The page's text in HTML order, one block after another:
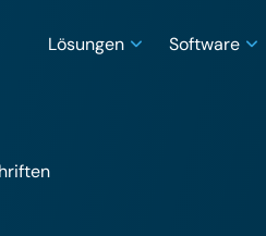
Lösungen Software